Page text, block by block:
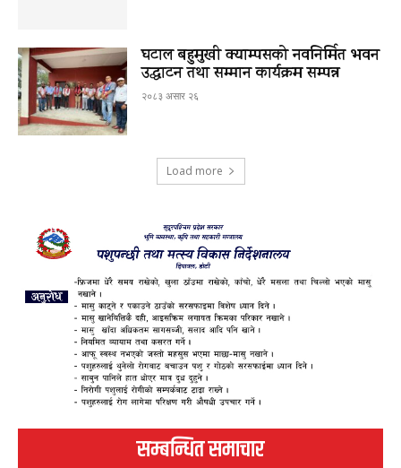
घटाल बहुमुखी क्याम्पसको नवनिर्मित भवन
उद्घाटन तथा सम्मान कार्यक्रम सम्पन्न
२०८३ असार २६
Load more
सम्बन्धित समाचार